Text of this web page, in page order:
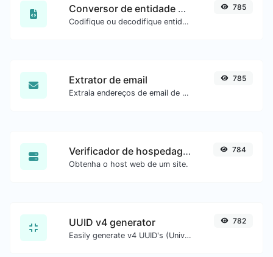
Conversor de entidade HTML
Codifique ou decodifique entidades HTML para qualquer entrada.
785
Extrator de email
Extraia endereços de email de qualquer tipo de conteúdo de texto.
785
Verificador de hospedagem do site
Obtenha o host web de um site.
784
UUID v4 generator
Easily generate v4 UUID's (Universally unique identifier) with the help of our tool.
782